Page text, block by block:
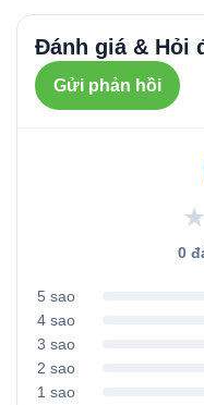
Đánh giá & Hỏi
Gửi phản hồi
0
5 sao
4 sao
3 sao
2 sao
1 sao